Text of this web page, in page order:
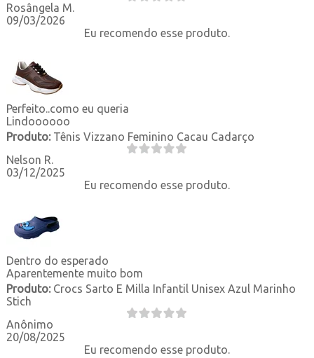
Rosângela M.
09/03/2026
Eu recomendo esse produto.
Perfeito..como eu queria
Lindoooooo
Produto:Tênis Vizzano Feminino Cacau Cadarço
Nelson R.
03/12/2025
Eu recomendo esse produto.
Dentro do esperado
Aparentemente muito bom
Produto:Crocs Sarto E Milla Infantil Unisex Azul Marinho
Stich
Anônimo
20/08/2025
Eu recomendo esse produto.